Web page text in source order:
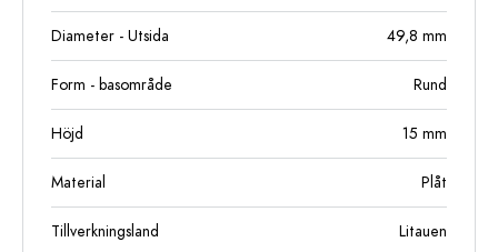
Diameter - Utsida 49,8 mm
Form - basområde Rund
Höjd 15 mm
Material Plåt
Tillverkningsland Litauen